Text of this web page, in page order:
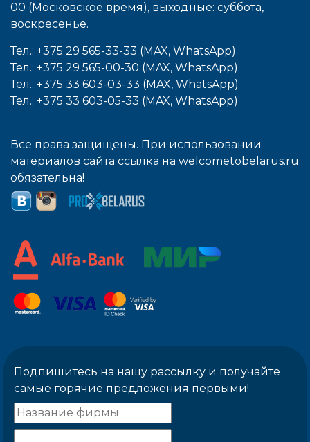
00 (Московское время), выходные: cуббота,
воcкресенье.
Тел.: +375 29 565-33-33 (MAX, WhatsApp)
Тел.: +375 29 565-00-30 (MAX, WhatsApp)
Тел.: +375 33 603-03-33 (MAX, WhatsApp)
Тел.: +375 33 603-05-33 (MAX, WhatsApp)
Все права защищены. При использовании
материалов сайта ссылка на welcometobelarus.ru
обязательна!
Подпишитесь на нашу рассылку и получайте
самые горячие предложения первыми!